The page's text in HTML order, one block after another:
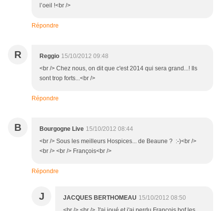
l’oeil !<br />
Répondre
R Reggio 15/10/2012 09:48
<br /> Chez nous, on dit que c'est 2014 qui sera grand...! Ils
sont trop forts...<br />
Répondre
B Bourgogne Live 15/10/2012 08:44
<br /> Sous les meilleurs Hospices... de Beaune ? :-)<br />
<br /> <br /> François<br />
Répondre
J JACQUES BERTHOMEAU 15/10/2012 08:50